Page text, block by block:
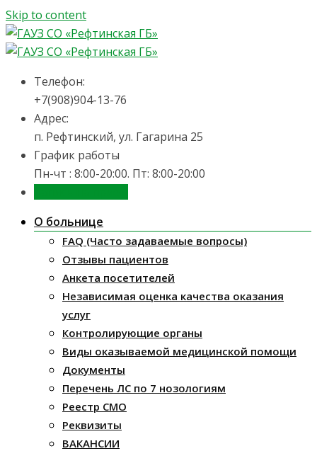
Skip to content
Телефон:
+7(908)904-13-76
Адрес:
п. Рефтинский, ул. Гагарина 25
График работы
Пн-чт : 8:00-20:00. Пт: 8:00-20:00
О больнице
FAQ (Часто задаваемые вопросы)
Отзывы пациентов
Анкета посетителей
Независимая оценка качества оказания
услуг
Контролирующие органы
Виды оказываемой медицинской помощи
Документы
Перечень ЛС по 7 нозологиям
Реестр СМО
Реквизиты
ВАКАНСИИ